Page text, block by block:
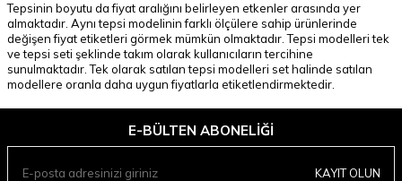
Tepsinin boyutu da fiyat aralığını belirleyen etkenler arasında yer
almaktadır. Aynı tepsi modelinin farklı ölçülere sahip ürünlerinde
değişen fiyat etiketleri görmek mümkün olmaktadır. Tepsi modelleri tek
ve tepsi seti şeklinde takım olarak kullanıcıların tercihine
sunulmaktadır. Tek olarak satılan tepsi modelleri set halinde satılan
modellere oranla daha uygun fiyatlarla etiketlendirmektedir.
E-BÜLTEN ABONELIĞI
KAYIT OLUN